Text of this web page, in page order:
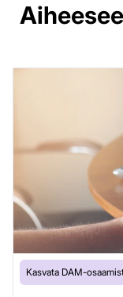
Kasvata DAM-